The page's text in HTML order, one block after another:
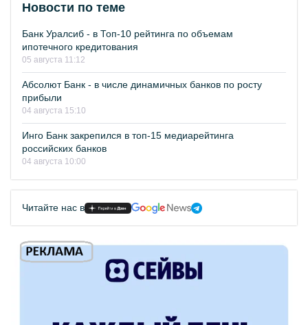
Новости по теме
Банк Уралсиб - в Топ-10 рейтинга по объемам
ипотечного кредитования
05 августа 11:12
Абсолют Банк - в числе динамичных банков по росту
прибыли
04 августа 15:10
Инго Банк закрепился в топ-15 медиарейтинга
российских банков
04 августа 10:00
Читайте нас в